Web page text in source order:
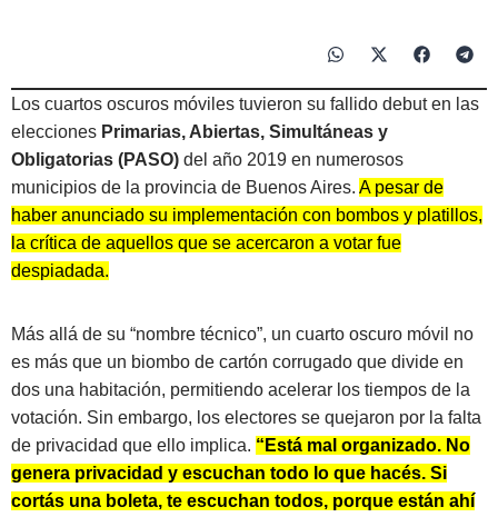
Los cuartos oscuros móviles tuvieron su fallido debut en las
elecciones Primarias, Abiertas, Simultáneas y
Obligatorias (PASO) del año 2019 en numerosos
municipios de la provincia de Buenos Aires. A pesar de
haber anunciado su implementación con bombos y platillos,
la crítica de aquellos que se acercaron a votar fue
despiadada.
Más allá de su “nombre técnico”, un cuarto oscuro móvil no
es más que un biombo de cartón corrugado que divide en
dos una habitación, permitiendo acelerar los tiempos de la
votación. Sin embargo, los electores se quejaron por la falta
de privacidad que ello implica. “Está mal organizado. No
genera privacidad y escuchan todo lo que hacés. Si
cortás una boleta, te escuchan todos, porque están ahí